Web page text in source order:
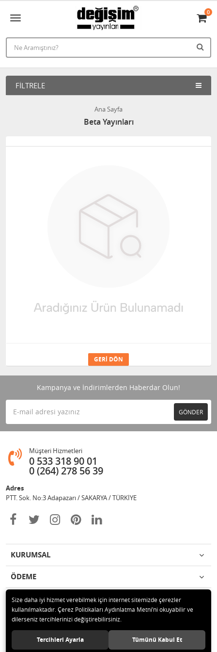
0
FILTRELE
Ana Sayfa
Beta Yayınları
GERI DÖN
Kampanya ve İndirimlerden Haberdar Olun!
GÖNDER
Müşteri Hizmetleri
0 533 318 90 01
0 (264) 278 56 39
Adres
PTT. Sok. No:3 Adapazarı / SAKARYA / TÜRKİYE
KURUMSAL
ÖDEME
İLETİŞİM
© 2020 Değişim Yayınları Tüm hakları saklıdır.
Size daha iyi hizmet verebilmek için internet sitemizde çerezler
kullanılmaktadır. Çerez Politikaları Aydınlatma Metni’ni okuyabilir ve
dilerseniz tercihlerinizi değiştirebilirsiniz.
Tercihleri Ayarla Tümünü Kabul Et